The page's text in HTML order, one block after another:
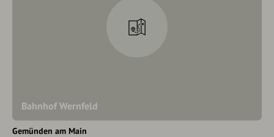
Bahnhof Wernfeld
Gemünden am Main